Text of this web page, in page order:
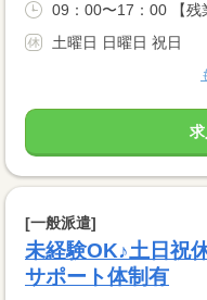
09：00〜17：00 【
土曜日 日曜日 祝日
[一般派遣]
未経験OK♪土日祝
サポート体制有